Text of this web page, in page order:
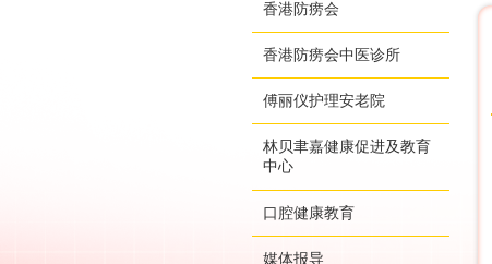
香港防痨会
香港防痨会中医诊所
傅丽仪护理安老院
林贝聿嘉健康促进及教育
中心
口腔健康教育
媒体报导